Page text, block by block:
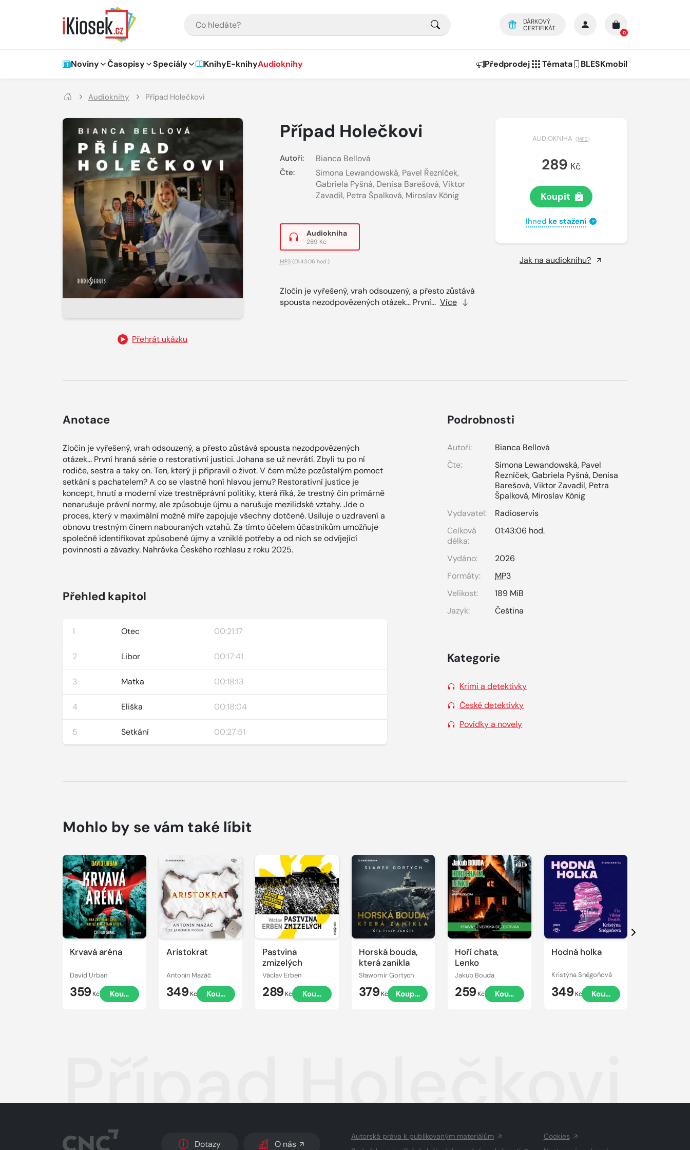
DÁRKOVÝ
CERTIFIKÁT
0
Hlavní navigace
Noviny Časopisy Speciály KnihyE-knihyAudioknihy Předprodej Témata BLESKmobil
Audioknihy Případ Holečkovi
Přehrát ukázku
Případ Holečkovi
Autoři: Bianca Bellová
Čte: Simona Lewandowská, Pavel Řezníček,
Gabriela Pyšná, Denisa Barešová, Viktor
Zavadil, Petra Špalková, Miroslav König
Audiokniha
289 Kč
MP3(01:43:06 hod.)
Zločin je vyřešený, vrah odsouzený, a přesto zůstává
spousta nezodpovězených otázek... První... Více
AUDIOKNIHA (MP3)
289 Kč
Koupit
Ihned ke stažení ?
Jak na audioknihu?
Anotace
Zločin je vyřešený, vrah odsouzený, a přesto zůstává spousta nezodpovězených
otázek... První hraná série o restorativní justici. Johana se už nevrátí. Zbyli tu po ní
rodiče, sestra a taky on. Ten, který ji připravil o život. V čem může pozůstalým pomoct
setkání s pachatelem? A co se vlastně honí hlavou jemu? Restorativní justice je
koncept, hnutí a moderní vize trestněprávní politiky, která říká, že trestný čin primárně
nenarušuje právní normy, ale způsobuje újmu a narušuje mezilidské vztahy. Jde o
proces, který v maximální možné míře zapojuje všechny dotčené. Usiluje o uzdravení a
obnovu trestným činem nabouraných vztahů. Za tímto účelem účastníkům umožňuje
společně identifikovat způsobené újmy a vzniklé potřeby a od nich se odvíjející
povinnosti a závazky. Nahrávka Českého rozhlasu z roku 2025.
Přehled kapitol
1 Otec 00:21:17
2 Libor 00:17:41
3 Matka 00:18:13
4 Eliška 00:18:04
5 Setkání 00:27:51
Podrobnosti
Autoři:
Bianca Bellová
Čte:
Simona Lewandowská, Pavel
Řezníček,Gabriela Pyšná, Denisa
Barešová,Viktor Zavadil, Petra
Špalková, Miroslav König
Vydavatel:
Radioservis
Celková
délka:
01:43:06 hod.
Vydáno:
2026
Formáty:
MP3
Velikost:
189 MiB
Jazyk:
Čeština
Kategorie
Krimi a detektivky
České detektivky
Povídky a novely
Mohlo by se vám také líbit
Krvavá aréna
David Urban
359 Kč Koupit
Přehrát
ukázku
Aristokrat
Antonín Mazáč
349 Kč Koupit
Přehrát
ukázku
Pastvina
zmizelých
Václav Erben
289 Kč Koupit
Přehrát
ukázku
Horská bouda,
která zanikla
Sławomir Gortych
379 Kč Koupit
Hoří chata,
Lenko
Jakub Bouda
259 Kč Koupit
Přehrát
ukázku
Hodná holka
Kristýna Sněgoňová
349 Kč Koupit
Přehrát
Další
Případ Holečkovi
Dotazy O nás
Autorská práva k publikovaným materiálům
Cookies